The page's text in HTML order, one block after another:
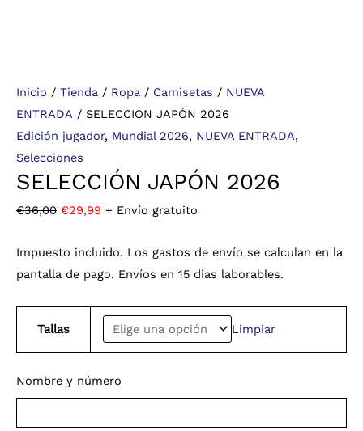
Inicio / Tienda / Ropa / Camisetas / NUEVA
ENTRADA / SELECCIÓN JAPÓN 2026
Edición jugador, Mundial 2026, NUEVA ENTRADA,
Selecciones
SELECCIÓN JAPÓN 2026
€36,00 €29,99 + Envío gratuito
Impuesto incluido. Los gastos de envío se calculan en la
pantalla de pago. Envíos en 15 dias laborables.
Tallas Limpiar
Nombre y número